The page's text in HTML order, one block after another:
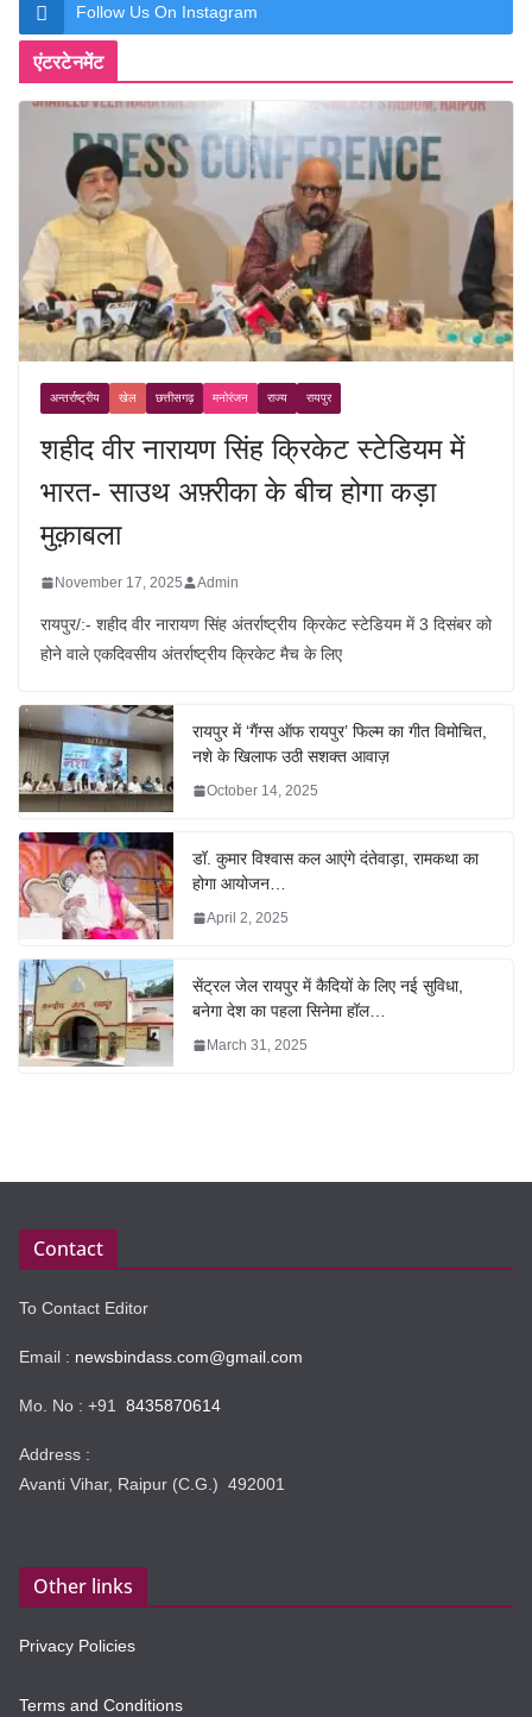
Follow Us On Instagram
एंटरटेनमेंट
अन्तर्राष्ट्रीय खेल छत्तीसगढ़ मनोरंजन राज्य रायपुर
शहीद वीर नारायण सिंह क्रिकेट स्टेडियम में
भारत- साउथ अफ़्रीका के बीच होगा कड़ा
मुक़ाबला
November 17, 2025 Admin
रायपुर/:- शहीद वीर नारायण सिंह अंतर्राष्ट्रीय क्रिकेट स्टेडियम में 3 दिसंबर को
होने वाले एकदिवसीय अंतर्राष्ट्रीय क्रिकेट मैच के लिए
रायपुर में ‘गैंग्स ऑफ रायपुर’ फिल्म का गीत विमोचित,
नशे के खिलाफ उठी सशक्त आवाज़
October 14, 2025
डॉ. कुमार विश्वास कल आएंगे दंतेवाड़ा, रामकथा का
होगा आयोजन…
April 2, 2025
सेंट्रल जेल रायपुर में कैदियों के लिए नई सुविधा,
बनेगा देश का पहला सिनेमा हॉल…
March 31, 2025
Contact
To Contact Editor
Email : newsbindass.com@gmail.com
Mo. No : +91 8435870614
Address :
Avanti Vihar, Raipur (C.G.) 492001
Other links
Privacy Policies
Terms and Conditions